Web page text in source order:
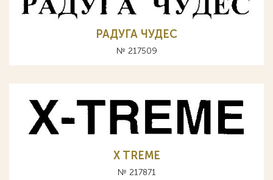
РАДУГА ЧУДЕС
№ 217509
X TREME
№ 217871